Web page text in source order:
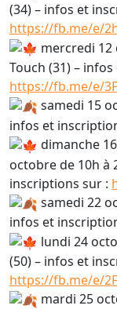
(34) – infos et
https://fb.me/e/
mercredi 12
Touch (31) –
https://fb.me/e/
samedi 15
infos et
dimanche
octobre de 10h à
inscriptions sur :
samedi 22
infos et
lundi 24
(50) – infos et
https://fb.me/e/
mardi 25